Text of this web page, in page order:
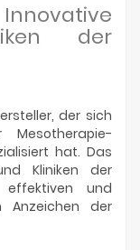
der
der sich
hat. Das
Kliniken der
und
Anzeichen der